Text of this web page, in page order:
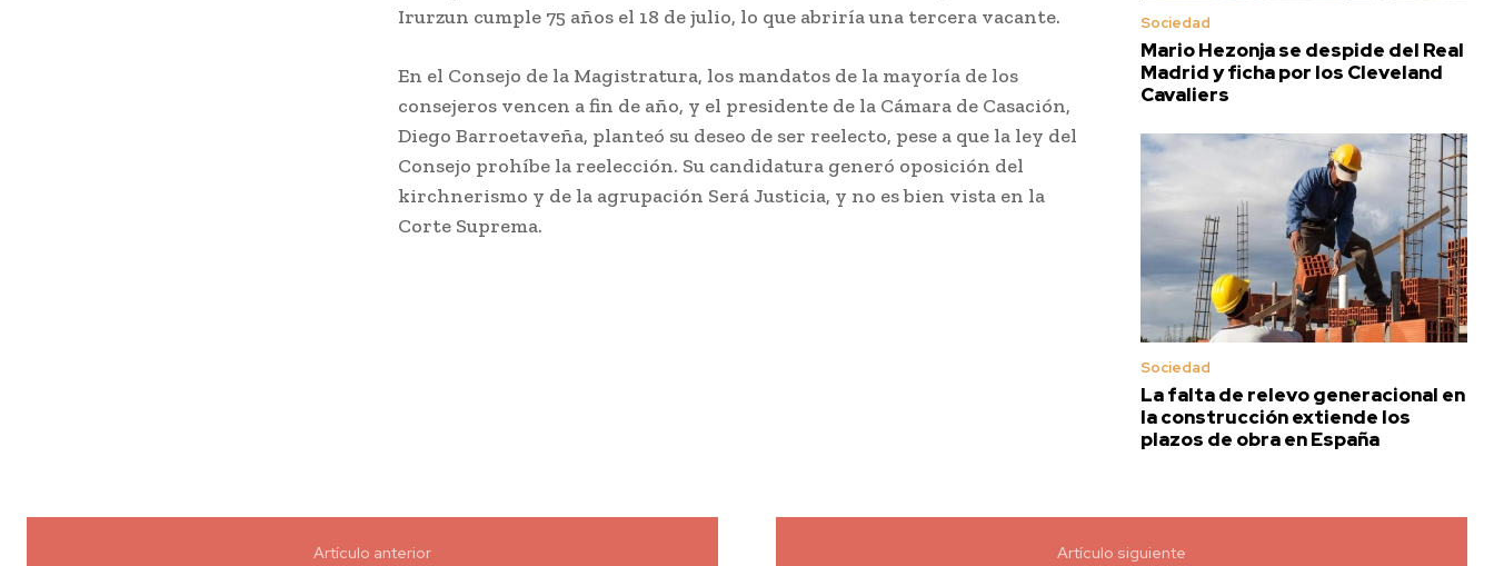
Irurzun cumple 75 años el 18 de julio, lo que abriría una tercera vacante.
En el Consejo de la Magistratura, los mandatos de la mayoría de los
consejeros vencen a fin de año, y el presidente de la Cámara de Casación,
Diego Barroetaveña, planteó su deseo de ser reelecto, pese a que la ley del
Consejo prohíbe la reelección. Su candidatura generó oposición del
kirchnerismo y de la agrupación Será Justicia, y no es bien vista en la
Corte Suprema.
Sociedad
Mario Hezonja se despide del Real
Madrid y ficha por los Cleveland
Cavaliers
Sociedad
La falta de relevo generacional en
la construcción extiende los
plazos de obra en España
Artículo anterior Artículo siguiente